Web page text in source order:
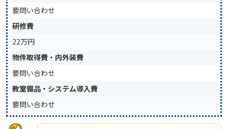
要問い合わせ
研修費
22万円
物件取得費・内外装費
要問い合わせ
教室備品・システム導入費
要問い合わせ